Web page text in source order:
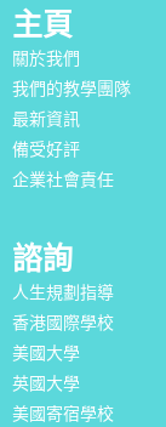
主頁
關於我們
我們的教學團隊
最新資訊
備受好評
企業社會責任
諮詢
人生規劃指導
香港國際學校
美國大學
英國大學
美國寄宿學校